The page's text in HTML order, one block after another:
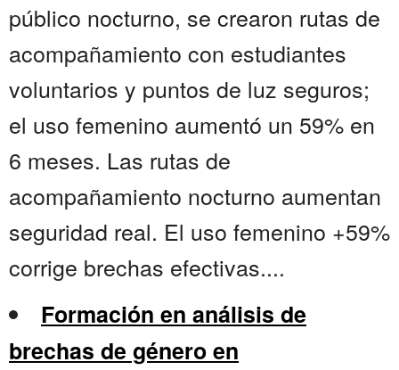
público nocturno, se crearon rutas de
acompañamiento con estudiantes
voluntarios y puntos de luz seguros;
el uso femenino aumentó un 59% en
6 meses. Las rutas de
acompañamiento nocturno aumentan
seguridad real. El uso femenino +59%
corrige brechas efectivas....
Formación en análisis de
brechas de género en